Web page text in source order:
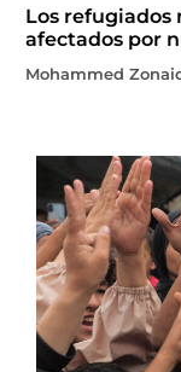
Los refugiados
afectados por
Mohammed